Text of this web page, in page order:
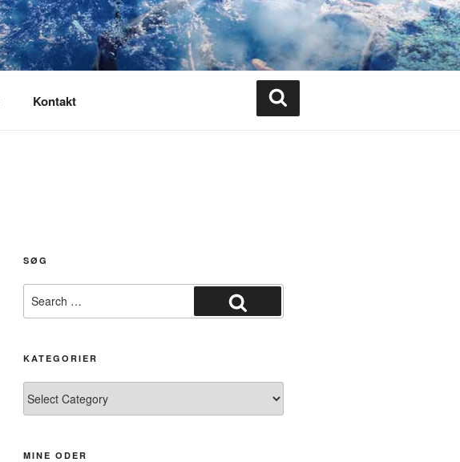
Kontakt
SØG
for:
Search
KATEGORIER
MINE ODER